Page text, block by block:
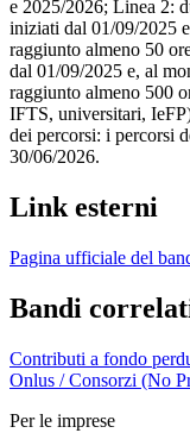
e 2025/2026; Linea 2:
iniziati dal 01/09/2025
raggiunto almeno 50
dal 01/09/2025 e, al
raggiunto almeno 500
IFTS, universitari,
dei percorsi: i percorsi
30/06/2026.
Link esterni
Pagina ufficiale del
Bandi
Contributi a fondo
Onlus / Consorzi (No
Per le imprese